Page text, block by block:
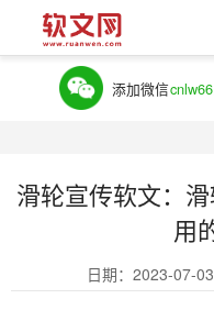
添加微信cnlw66
滑轮宣传软文：
用
日期：2023-07-